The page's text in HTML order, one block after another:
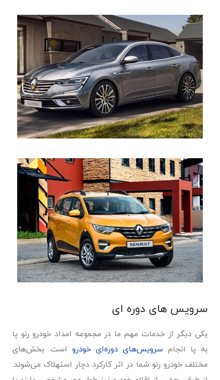
سرویس های دوره ای
یکی دیگر از خدمات مهم ما در مجموعه امداد خودرو رنو پا
به پا انجام سرویس‌های دوره‌ای خودرو است. بخش‌های
مختلف خودرو رنو شما در اثر کارکرد دچار استهلاک می‌شوند.